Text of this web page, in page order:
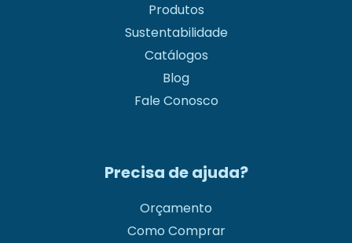
Produtos
Sustentabilidade
Catálogos
Blog
Fale Conosco
Precisa de ajuda?
Orçamento
Como Comprar